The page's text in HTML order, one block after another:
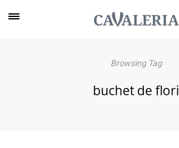
Browsing Tag
buchet de flori